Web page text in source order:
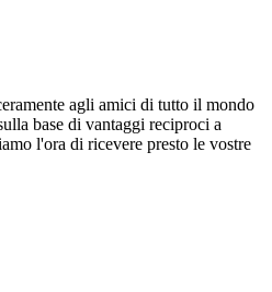
agli amici di tutto il mondo
base di vantaggi reciproci a
l'ora di ricevere presto le vostre